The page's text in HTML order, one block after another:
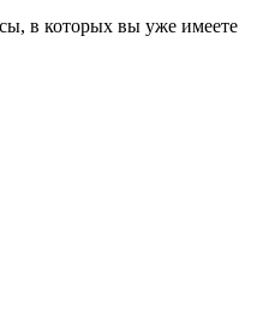
в которых вы уже имеете